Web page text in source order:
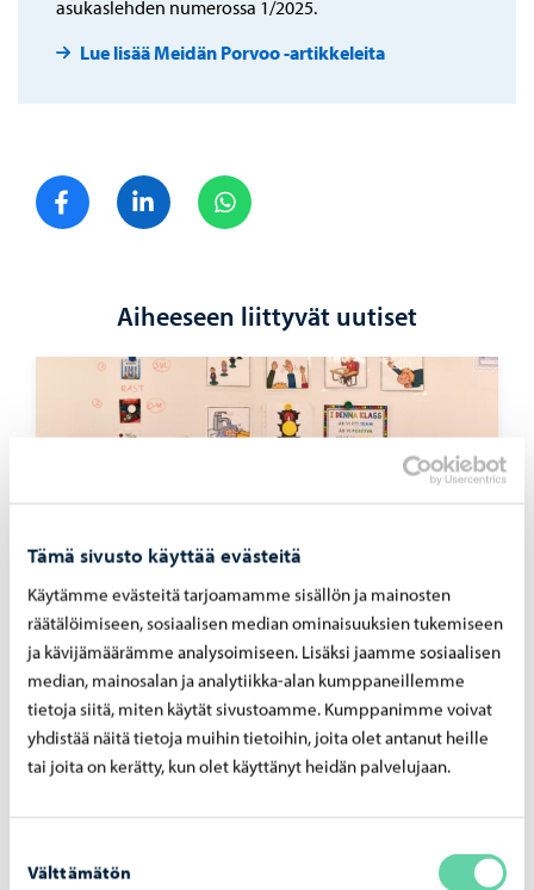
Tämä sivusto käyttää evästeitä
Käytämme evästeitä tarjoamamme sisällön ja mainosten
räätälöimiseen, sosiaalisen median ominaisuuksien tukemiseen
ja kävijämäärämme analysoimiseen. Lisäksi jaamme sosiaalisen
median, mainosalan ja analytiikka-alan kumppaneillemme
tietoja siitä, miten käytät sivustoamme. Kumppanimme voivat
yhdistää näitä tietoja muihin tietoihin, joita olet antanut heille
tai joita on kerätty, kun olet käyttänyt heidän palvelujaan.
valinta
Välttämätön
asukaslehden numerossa 1/2025.
Lue lisää Meidän Porvoo -artikkeleita
Jaa FacebookJaa LinkedIn
Aiheeseen liittyvät uutiset
Meidän Porvoo -27.07.2026
Ko­dis­sa eka­luok­ka­lai­nen? Tässä vink­ke­jä
syk­syl­le